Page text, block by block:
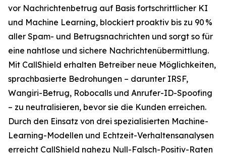
vor Nachrichtenbetrug auf Basis fortschrittlicher KI
und Machine Learning, blockiert proaktiv bis zu 90 %
aller Spam- und Betrugsnachrichten und sorgt so für
eine nahtlose und sichere Nachrichtenübermittlung.
Mit CallShield erhalten Betreiber neue Möglichkeiten,
sprachbasierte Bedrohungen – darunter IRSF,
Wangiri-Betrug, Robocalls und Anrufer-ID-Spoofing
– zu neutralisieren, bevor sie die Kunden erreichen.
Durch den Einsatz von drei spezialisierten Machine-
Learning-Modellen und Echtzeit-Verhaltensanalysen
erreicht CallShield nahezu Null-Falsch-Positiv-Raten